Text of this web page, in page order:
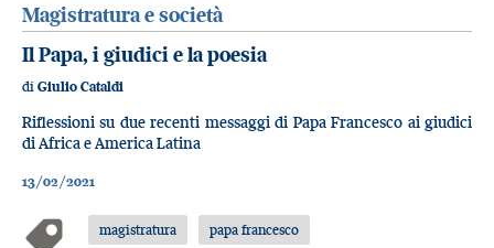
Magistratura e società
Il Papa, i giudici e la poesia
di Giulio Cataldi
Riflessioni su due recenti messaggi di Papa Francesco ai giudici
di Africa e America Latina
13/02/2021
magistratura papa francesco